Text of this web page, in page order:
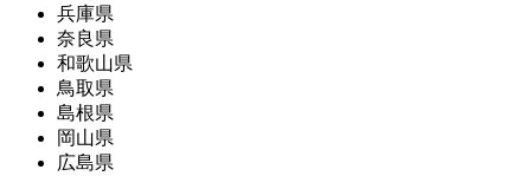
兵庫県
奈良県
和歌山県
鳥取県
島根県
岡山県
広島県